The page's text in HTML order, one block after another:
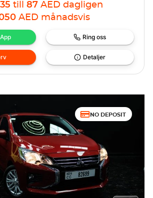
35 till 87 AED dagligen
AED månadsvis
Ring oss
Detaljer
NO DEPOSIT